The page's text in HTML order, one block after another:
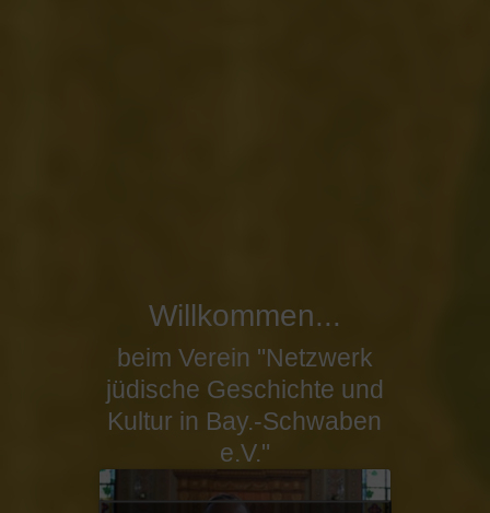
Willkommen...
beim Verein "Netzwerk
jüdische Geschichte und
Kultur in Bay.-Schwaben
e.V."